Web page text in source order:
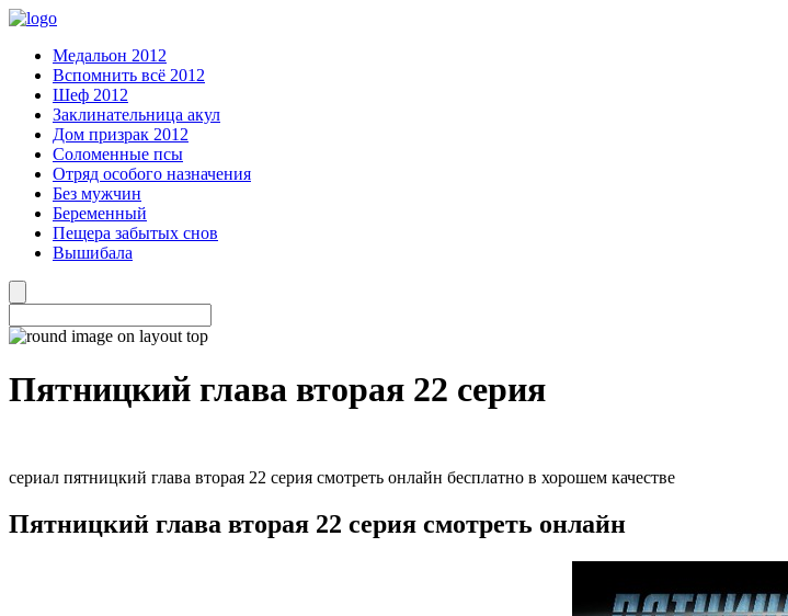
Медальон 2012
Вспомнить всё 2012
Шеф 2012
Заклинательница акул
Дом призрак 2012
Соломенные псы
Отряд особого назначения
Без мужчин
Беременный
Пещера забытых снов
Вышибала
Пятницкий глава вторая 22 серия
сериал пятницкий глава вторая 22 серия смотреть онлайн бесплатно в хорошем качестве
Пятницкий глава вторая 22 серия смотреть онлайн